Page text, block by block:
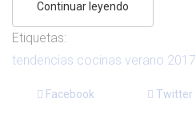
Continuar leyendo
Etiquetas:
tendencias cocinas verano 2017
Facebook Twitter